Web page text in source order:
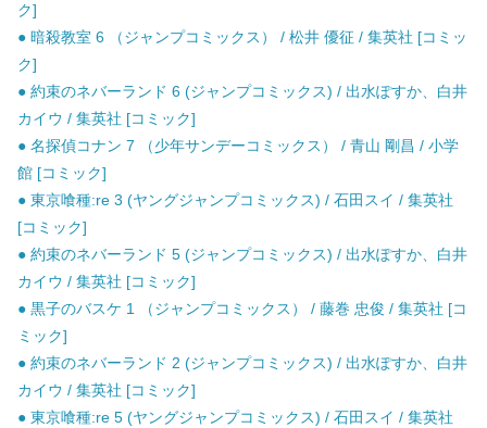
ク]
● 暗殺教室 6 （ジャンプコミックス） / 松井 優征 / 集英社 [コミッ
ク]
● 約束のネバーランド 6 (ジャンプコミックス) / 出水ぽすか、白井
カイウ / 集英社 [コミック]
● 名探偵コナン 7 （少年サンデーコミックス） / 青山 剛昌 / 小学
館 [コミック]
● 東京喰種:re 3 (ヤングジャンプコミックス) / 石田スイ / 集英社
[コミック]
● 約束のネバーランド 5 (ジャンプコミックス) / 出水ぽすか、白井
カイウ / 集英社 [コミック]
● 黒子のバスケ 1 （ジャンプコミックス） / 藤巻 忠俊 / 集英社 [コ
ミック]
● 約束のネバーランド 2 (ジャンプコミックス) / 出水ぽすか、白井
カイウ / 集英社 [コミック]
● 東京喰種:re 5 (ヤングジャンプコミックス) / 石田スイ / 集英社